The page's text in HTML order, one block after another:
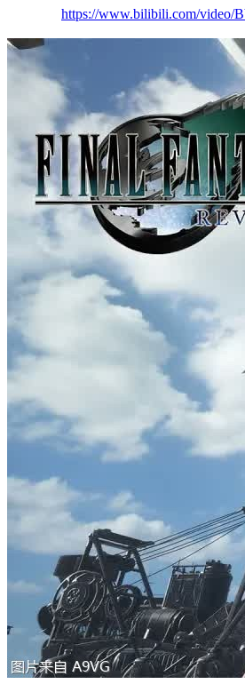
https://www.bilibili.com/video/